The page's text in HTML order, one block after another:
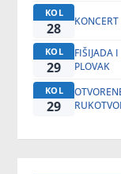
KOL
28
KOL
29
FIŠIJADA
PLOVAK
KOL
29